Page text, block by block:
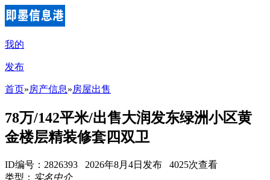
我的
发布
首页»房产信息»房屋出售
78万/142平米/出售大润发东绿洲小区黄
金楼层精装修套四双卫
ID编号：2826393 2026年8月4日发布 4025次查看
类型： 实名中介